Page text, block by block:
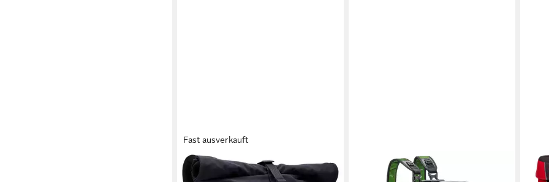
Fast ausverkauft
THULE
Notebookrucksack Paramount 3.0
BAGTECS
Rucksack Motorrad Rucksack